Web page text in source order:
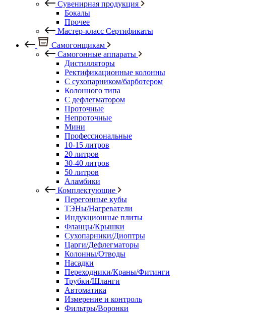
Сувенирная продукция
Бокалы
Прочее
Мастер-класс Сертификаты
Самогонщикам
Самогонные аппараты
Дистилляторы
Ректификационные колонны
С сухопарником/барботером
Колонного типа
С дефлегматором
Проточные
Непроточные
Мини
Профессиональные
10-15 литров
20 литров
30-40 литров
50 литров
Аламбики
Комплектующие
Перегонные кубы
ТЭНы/Нагреватели
Индукционные плиты
Фланцы/Крышки
Сухопарники/Диоптры
Царги/Дефлегматоры
Колонны/Отводы
Насадки
Переходники/Краны/Фитинги
Трубки/Шланги
Автоматика
Измерение и контроль
Фильтры/Воронки